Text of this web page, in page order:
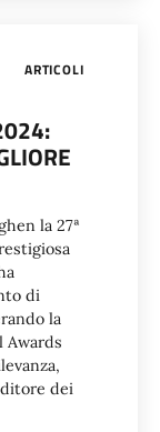
ARTICOLI
la 27ª
di
la
Awards
dei